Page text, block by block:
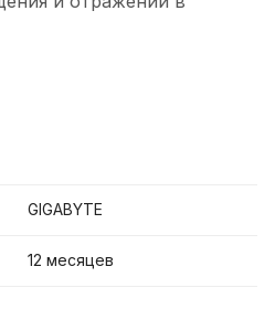
GIGABYTE
12 месяцев